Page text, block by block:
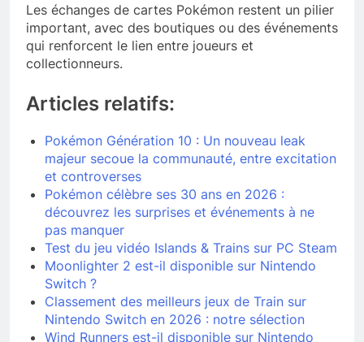
Les échanges de cartes Pokémon restent un pilier
important, avec des boutiques ou des événements
qui renforcent le lien entre joueurs et
collectionneurs.
Articles relatifs:
Pokémon Génération 10 : Un nouveau leak
majeur secoue la communauté, entre excitation
et controverses
Pokémon célèbre ses 30 ans en 2026 :
découvrez les surprises et événements à ne
pas manquer
Test du jeu vidéo Islands & Trains sur PC Steam
Moonlighter 2 est-il disponible sur Nintendo
Switch ?
Classement des meilleurs jeux de Train sur
Nintendo Switch en 2026 : notre sélection
Wind Runners est-il disponible sur Nintendo